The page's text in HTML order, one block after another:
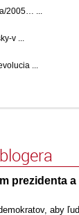
2005… ...
v ...
...
prezidenta
aby